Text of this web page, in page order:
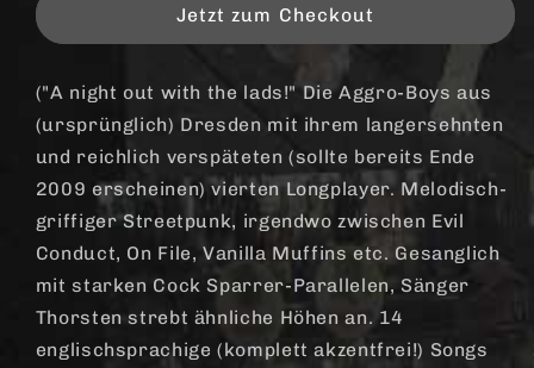
the
CD
down
the
CD
Jetzt zum Checkout
("A night out with the lads!" Die Aggro-Boys aus
(ursprünglich) Dresden mit ihrem langersehnten
und reichlich verspäteten (sollte bereits Ende
2009 erscheinen) vierten Longplayer. Melodisch-
griffiger Streetpunk, irgendwo zwischen Evil
Conduct, On File, Vanilla Muffins etc. Gesanglich
mit starken Cock Sparrer-Parallelen, Sänger
Thorsten strebt ähnliche Höhen an. 14
englischsprachige (komplett akzentfrei!) Songs